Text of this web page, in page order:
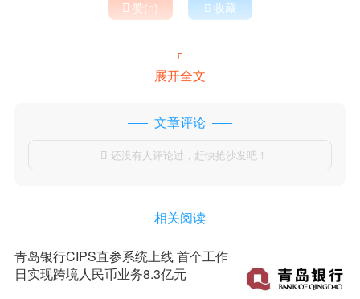
 赞()  收藏

展开全文
文章评论
 还没有人评论过，赶快抢沙发吧！
相关阅读
青岛银行CIPS直参系统上线 首个工作
日实现跨境人民币业务8.3亿元